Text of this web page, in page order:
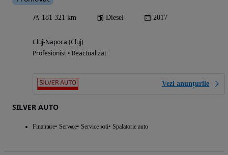
181 321 km Diesel 2017
Cluj-Napoca (Cluj)
Profesionist • Reactualizat
Vezi anunțurile
SILVER AUTO
Finantare Service Service roti Spalatorie auto